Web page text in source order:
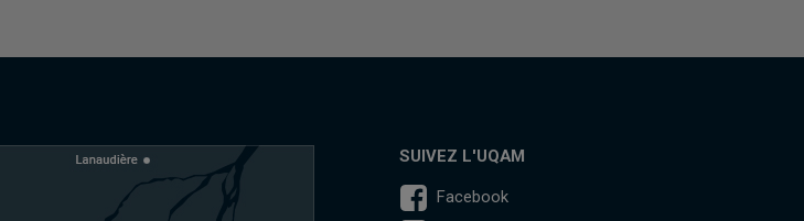
SUIVEZ L'UQAM
Facebook